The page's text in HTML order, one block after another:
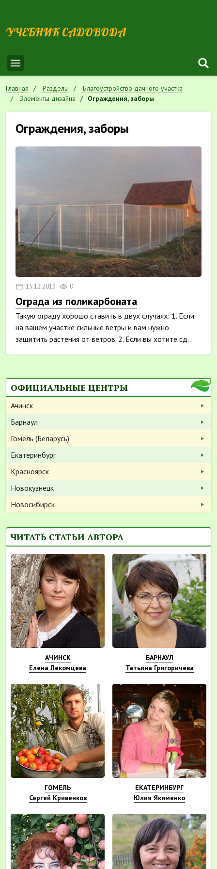
УЧЕБНИК САДОВОДА
Главная Разделы
Благоустройство дачного участка
Элементы дизайна
Ограждения, заборы
Ограждения, заборы
15.12.2013 0
Ограда из поликарбоната
Такую ограду хорошо ставить в двух случаях: 1. Если
на вашем участке сильные ветры и вам нужно
защитить растения от ветров. 2. Если вы хотите сд...
ОФИЦИАЛЬНЫЕ ЦЕНТРЫ
Ачинск
Барнаул
Гомель (Беларусь)
Екатеринбург
Красноярск
Новокузнецк
Новосибирск
ЧИТАТЬ СТАТЬИ АВТОРА
АЧИНСК
Елена Лекомцева
БАРНАУЛ
Татьяна Григоричева
ГОМЕЛЬ
Сергей Кривенков
ЕКАТЕРИНБУРГ
Юлия Якименко